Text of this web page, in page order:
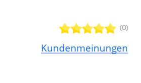
(0)
Kundenmeinungen